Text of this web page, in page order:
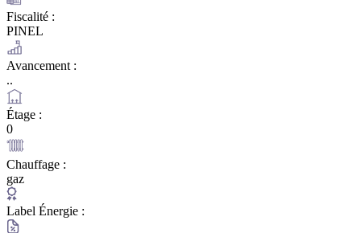
Fiscalité :
PINEL
Avancement :
..
Étage :
0
Chauffage :
gaz
Label Énergie :